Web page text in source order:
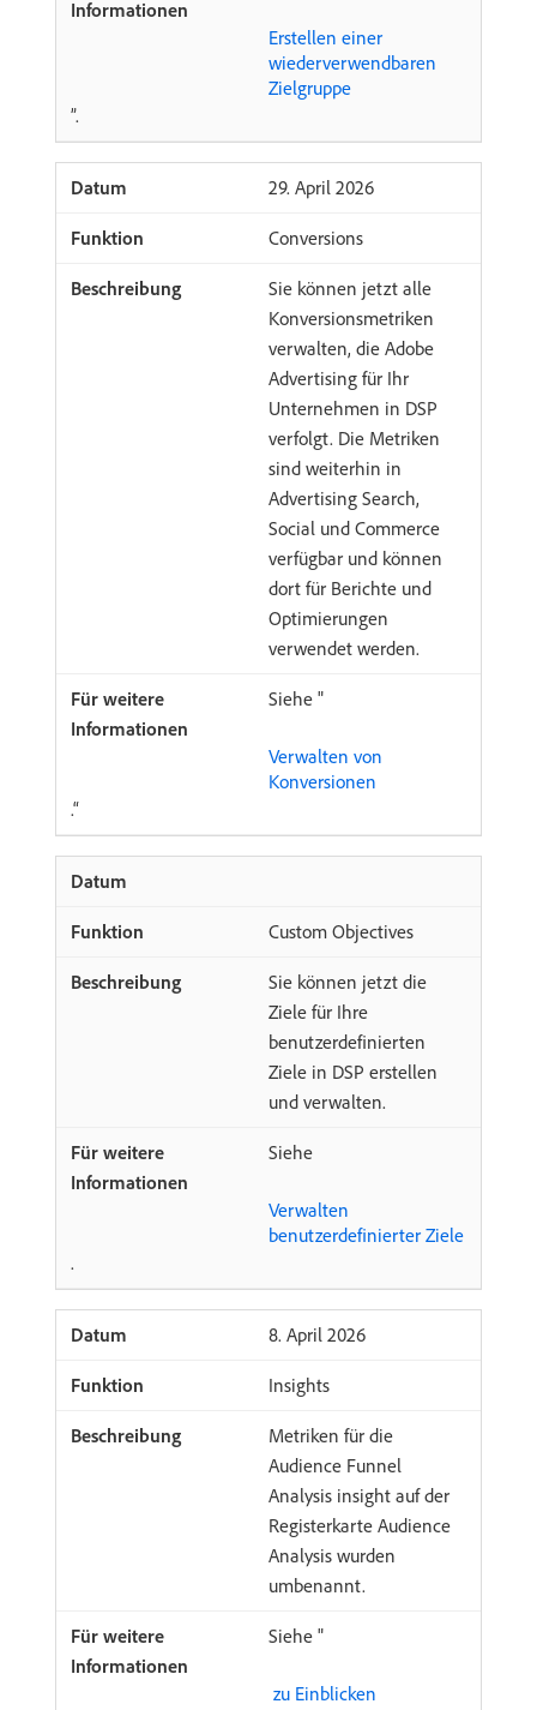
Erstellen einer
wiederverwendbaren
Zielgruppe
”.
​29. April 2026
Conversions
Sie können jetzt alle
Konversionsmetriken
verwalten, die Adobe
Advertising für Ihr
Unternehmen in DSP
verfolgt. Die Metriken
sind weiterhin in
Advertising Search,
Social und Commerce
verfügbar und können
dort für Berichte und
Optimierungen
verwendet werden.
Siehe "
Verwalten von
Konversionen
.“
Custom Objectives
Sie können jetzt die
Ziele für Ihre
benutzerdefinierten
Ziele in DSP erstellen
und verwalten.
Siehe
Verwalten
benutzerdefinierter Ziele
.
​8. April 2026
Insights
Metriken für die
Audience Funnel
Analysis insight auf der
Registerkarte Audience
Analysis wurden
umbenannt.
Siehe "
​ zu Einblicken